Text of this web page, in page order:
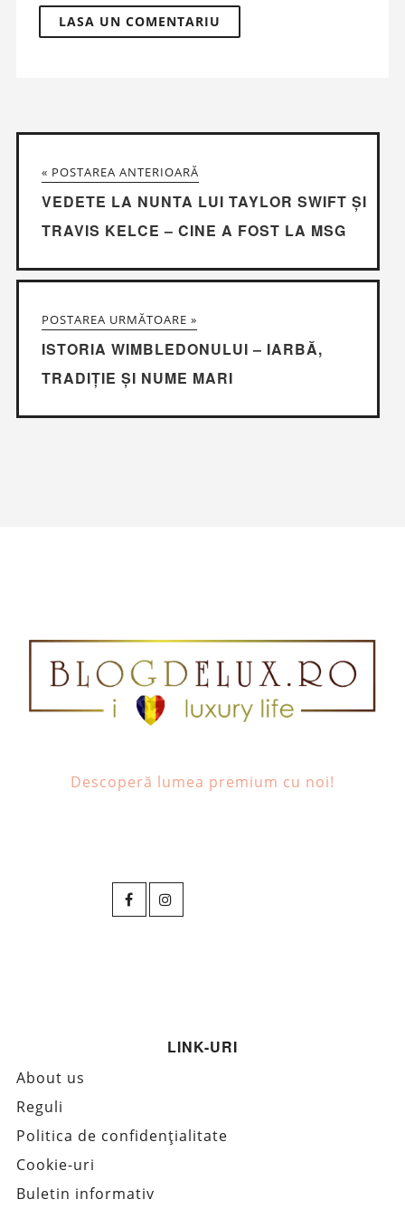
« POSTAREA ANTERIOARĂ
VEDETE LA NUNTA LUI TAYLOR SWIFT ȘI
TRAVIS KELCE – CINE A FOST LA MSG
POSTAREA URMĂTOARE »
ISTORIA WIMBLEDONULUI – IARBĂ,
TRADIȚIE ȘI NUME MARI
Descoperă lumea premium cu noi!
LINK-URI
About us
Reguli
Politica de confidențialitate
Cookie-uri
Buletin informativ